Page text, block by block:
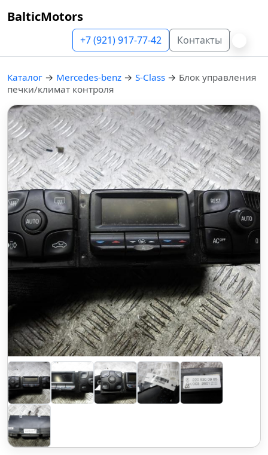
BalticMotors
+7 (921) 917-77-42 Контакты
Каталог → Mercedes-benz → S-Class → Блок управления
печки/климат контроля